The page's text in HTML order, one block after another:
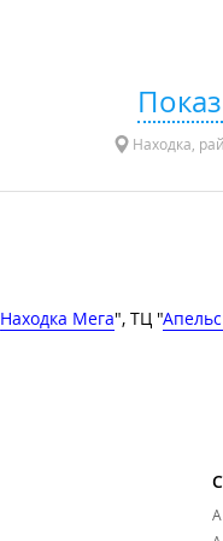
Находка,
Находка Мега", ТЦ "